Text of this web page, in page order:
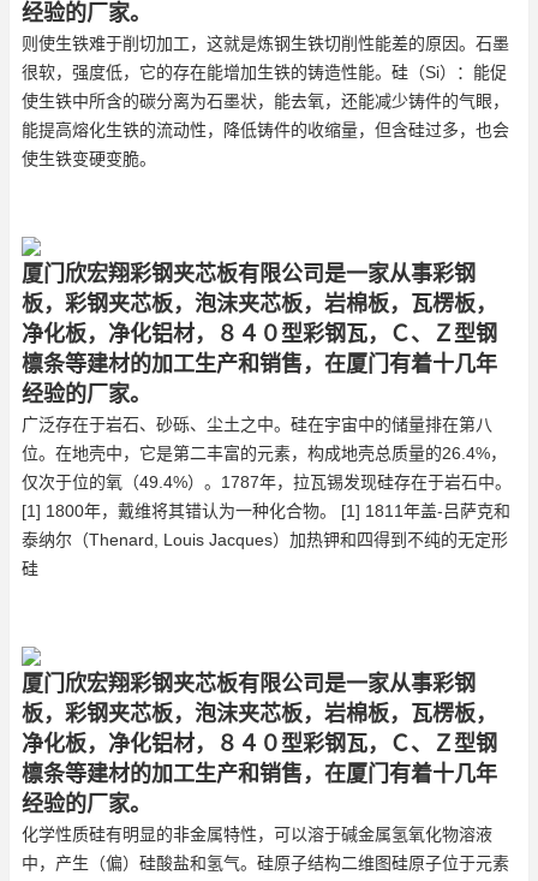
经验的厂家。
则使生铁难于削切加工，这就是炼钢生铁切削性能差的原因。石墨
很软，强度低，它的存在能增加生铁的铸造性能。硅（Si）：能促
使生铁中所含的碳分离为石墨状，能去氧，还能减少铸件的气眼，
能提高熔化生铁的流动性，降低铸件的收缩量，但含硅过多，也会
使生铁变硬变脆。
厦门欣宏翔彩钢夹芯板有限公司是一家从事彩钢
板，彩钢夹芯板，泡沫夹芯板，岩棉板，瓦楞板，
净化板，净化铝材，８４０型彩钢瓦，Ｃ、Ｚ型钢
檩条等建材的加工生产和销售，在厦门有着十几年
经验的厂家。
广泛存在于岩石、砂砾、尘土之中。硅在宇宙中的储量排在第八
位。在地壳中，它是第二丰富的元素，构成地壳总质量的26.4%，
仅次于位的氧（49.4%）。1787年，拉瓦锡发现硅存在于岩石中。
[1] 1800年，戴维将其错认为一种化合物。 [1] 1811年盖-吕萨克和
泰纳尔（Thenard, Louis Jacques）加热钾和四得到不纯的无定形
硅
厦门欣宏翔彩钢夹芯板有限公司是一家从事彩钢
板，彩钢夹芯板，泡沫夹芯板，岩棉板，瓦楞板，
净化板，净化铝材，８４０型彩钢瓦，Ｃ、Ｚ型钢
檩条等建材的加工生产和销售，在厦门有着十几年
经验的厂家。
化学性质硅有明显的非金属特性，可以溶于碱金属氢氧化物溶液
中，产生（偏）硅酸盐和氢气。硅原子结构二维图硅原子位于元素